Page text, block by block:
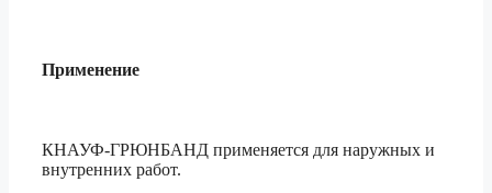
Применение
КНАУФ-ГРЮНБАНД применяется для наружных и
внутренних работ.